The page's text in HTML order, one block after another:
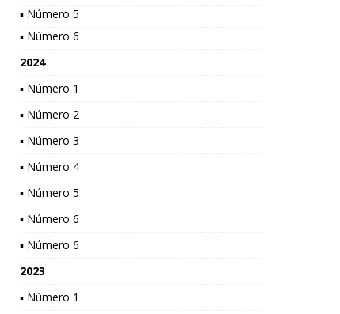
▪ Número 5
▪ Número 6
2024
▪ Número 1
▪ Número 2
▪ Número 3
▪ Número 4
▪ Número 5
▪ Número 6
▪ Número 6
2023
▪ Número 1